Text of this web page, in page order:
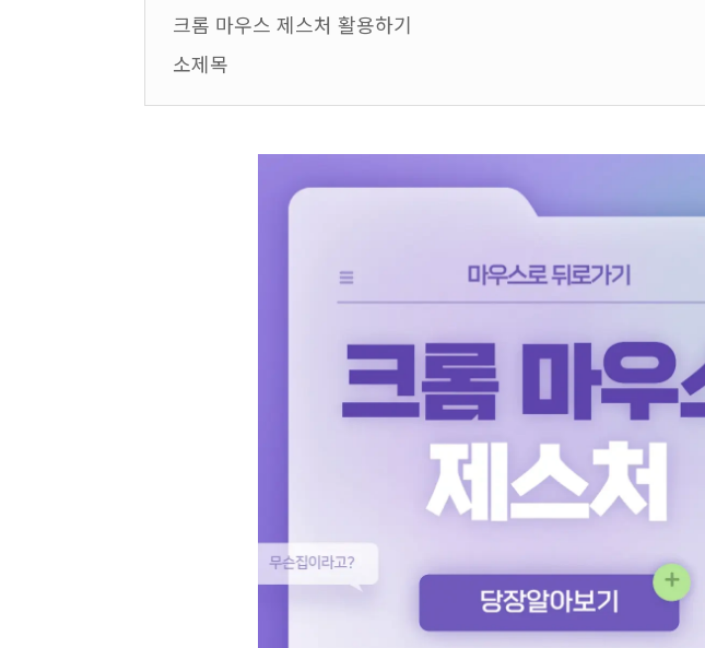
크롬 마우스 제스처 활용하기
소제목